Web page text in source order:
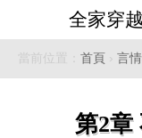
全家穿
當前位置： 首頁 › 言
第2章